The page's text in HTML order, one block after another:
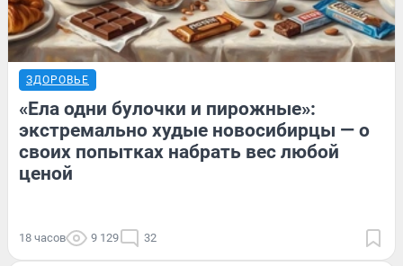
ЗДОРОВЬЕ
«Ела одни булочки и пирожные»:
экстремально худые новосибирцы — о
своих попытках набрать вес любой
ценой
18 часов 9 129 32